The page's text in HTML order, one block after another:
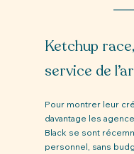
Ketchup
service de
Pour montrer leur
davantage les
Black se sont
personnel, sans